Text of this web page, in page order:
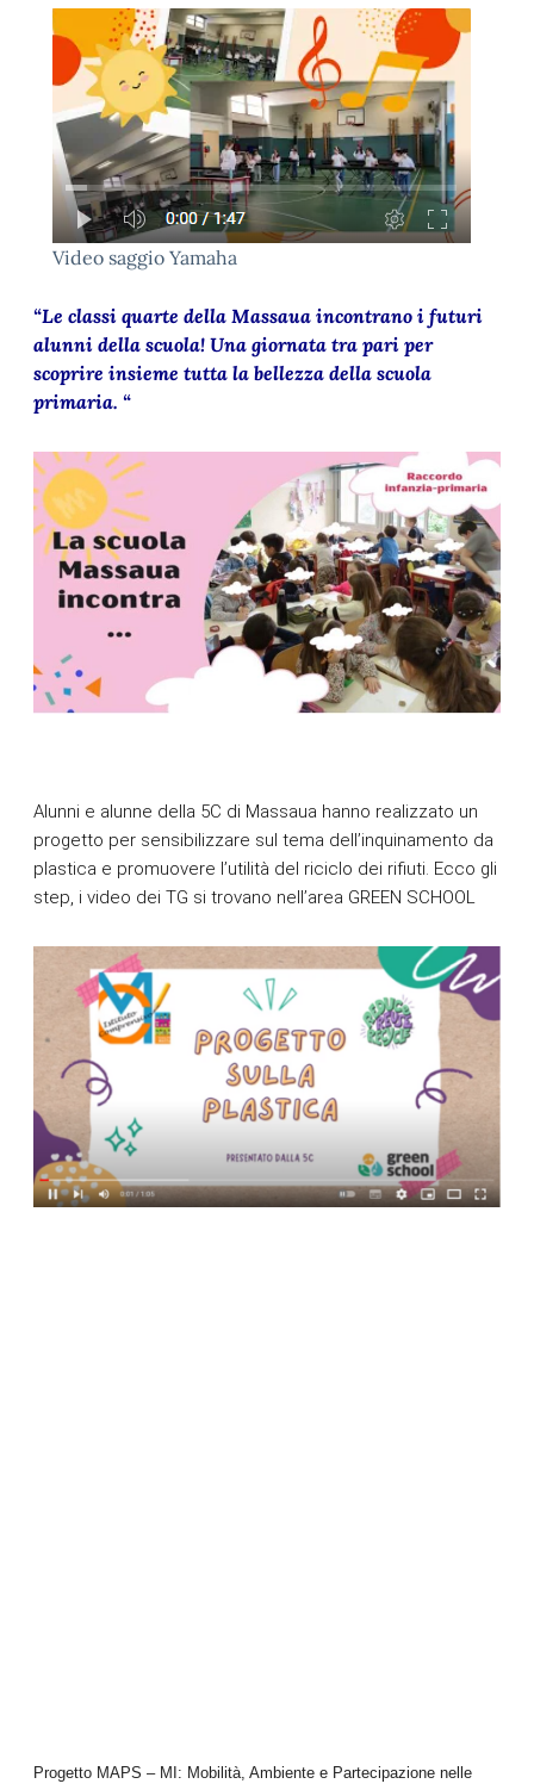
Video saggio Yamaha
“Le classi quarte della Massaua incontrano i futuri
alunni della scuola! Una giornata tra pari per
scoprire insieme tutta la bellezza della scuola
primaria. “
Alunni e alunne della 5C di Massaua hanno realizzato un
progetto per sensibilizzare sul tema dell’inquinamento da
plastica e promuovere l’utilità del riciclo dei rifiuti. Ecco gli
step, i video dei TG si trovano nell’area GREEN SCHOOL
Progetto MAPS – MI: Mobilità, Ambiente e Partecipazione nelle